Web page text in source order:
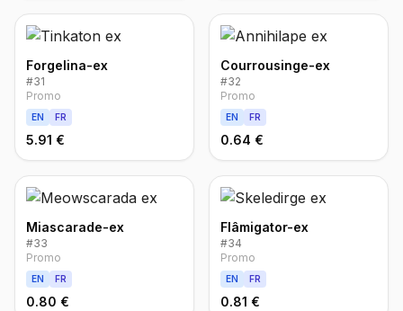
Forgelina-ex
#31
Promo
EN FR
5.91 €
Courrousinge-ex
#32
Promo
EN FR
0.64 €
Miascarade-ex
#33
Promo
EN FR
0.80 €
Flâmigator-ex
#34
Promo
EN FR
0.81 €